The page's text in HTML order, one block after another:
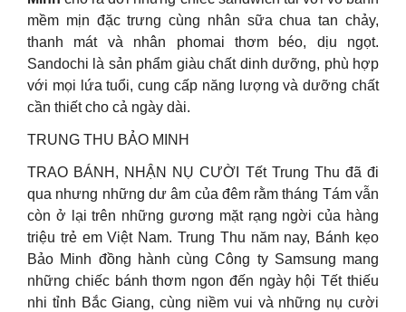
mềm mịn đặc trưng cùng nhân sữa chua tan chảy,
thanh mát và nhân phomai thơm béo, dịu ngọt.
Sandochi là sản phẩm giàu chất dinh dưỡng, phù hợp
với mọi lứa tuổi, cung cấp năng lượng và dưỡng chất
cần thiết cho cả ngày dài.
TRUNG THU BẢO MINH
TRAO BÁNH, NHẬN NỤ CƯỜI Tết Trung Thu đã đi
qua nhưng những dư âm của đêm rằm tháng Tám vẫn
còn ở lại trên những gương mặt rạng ngời của hàng
triệu trẻ em Việt Nam. Trung Thu năm nay, Bánh kẹo
Bảo Minh đồng hành cùng Công ty Samsung mang
những chiếc bánh thơm ngon đến ngày hội Tết thiếu
nhi tỉnh Bắc Giang, cùng niềm vui và những nụ cười